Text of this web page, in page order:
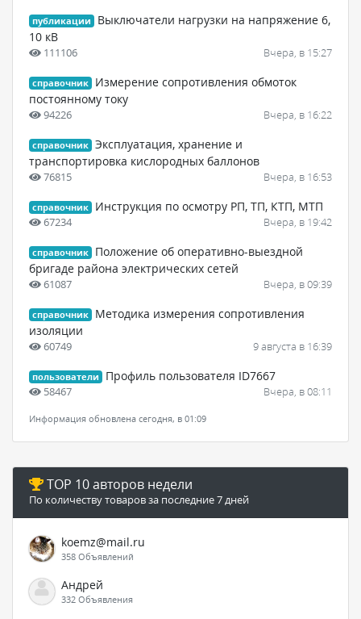
публикации
Выключатели нагрузки на напряжение 6,
10 кВ
111106 Вчера, в 15:27
справочник
Измерение сопротивления обмоток
постоянному току
94226 Вчера, в 16:22
справочник Эксплуатация, хранение и
транспортировка кислородных баллонов
76815 Вчера, в 16:53
справочник Инструкция по осмотру РП, ТП, КТП, МТП
67234 Вчера, в 19:42
справочник
Положение об оперативно-выездной
бригаде района электрических сетей
61087 Вчера, в 09:39
справочник
Методика измерения сопротивления
изоляции
60749 9 августа в 16:39
пользователи Профиль пользователя ID7667
58467 Вчера, в 08:11
Информация обновлена сегодня, в 01:09
TOP 10 авторов недели
По количеству товаров за последние 7 дней
koemz@mail.ru
358 Объявлений
Андрей
332 Объявления